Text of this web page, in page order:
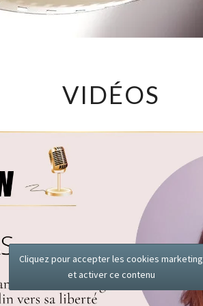
VIDÉOS
Cliquez pour accepter les cookies marketing
et activer ce contenu